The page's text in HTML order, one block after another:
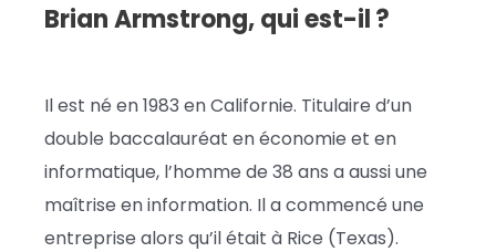
Brian Armstrong, qui est-il ?
Il est né en 1983 en Californie. Titulaire d’un
double baccalauréat en économie et en
informatique, l’homme de 38 ans a aussi une
maîtrise en information. Il a commencé une
entreprise alors qu’il était à Rice (Texas).